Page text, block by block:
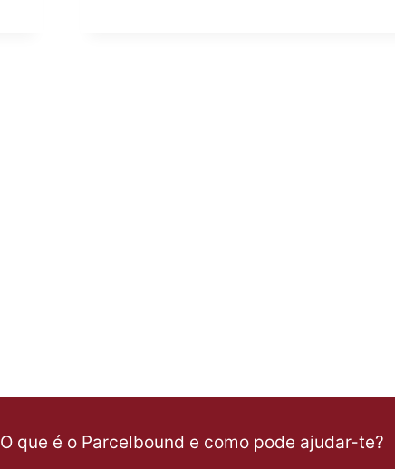
O que é o Parcelbound e como pode ajudar-te?